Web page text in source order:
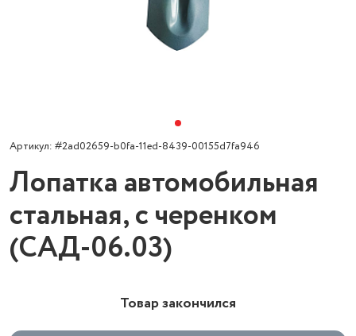
Артикул: #2ad02659-b0fa-11ed-8439-00155d7fa946
Лопатка автомобильная
стальная, с черенком
(САД-06.03)
Товар закончился